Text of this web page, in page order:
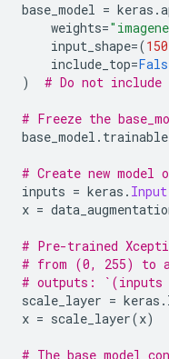
base_model = keras .
weights=
input_shape=(150
include_top=
)
# Do not
# Freeze the
base_model . trainable
# Create new model
inputs = keras . Input
x =
# Pre-trained
# from (0, 255) to
# outputs:
scale_layer = keras .
x = scale_layer(x)
# The base model